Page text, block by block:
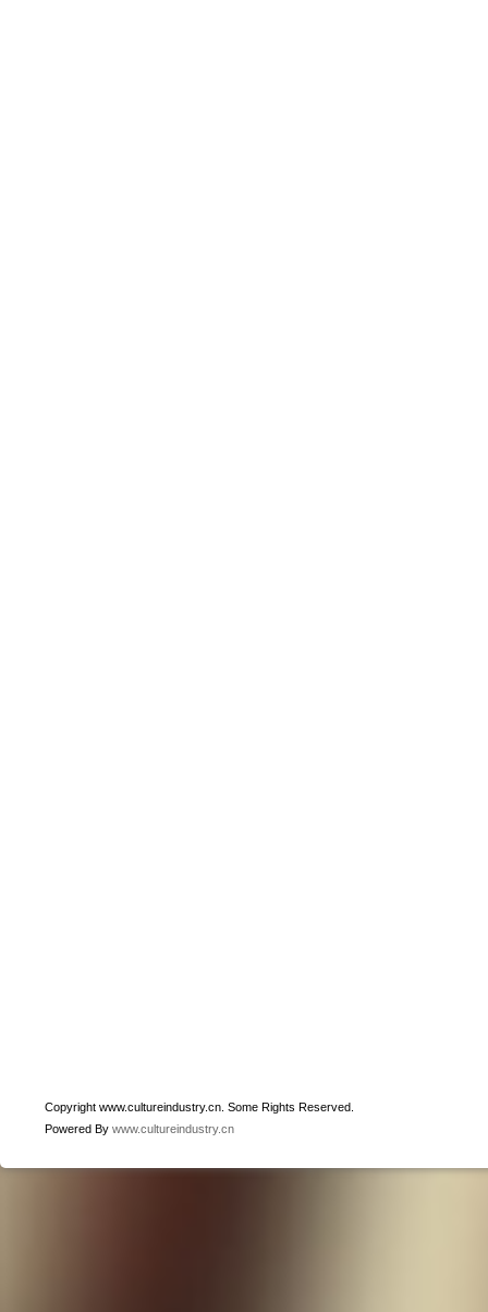
Copyright www.cultureindustry.cn. Some Rights Reserved.
Powered By www.cultureindustry.cn